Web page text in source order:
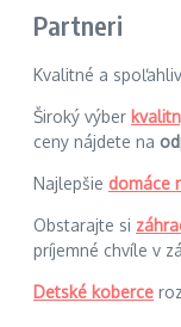
Partneri
Kvalitné a
Široký výber
ceny nájdete na
Najlepšie domáce
Obstarajte si
príjemné chvíle v
Detské koberce